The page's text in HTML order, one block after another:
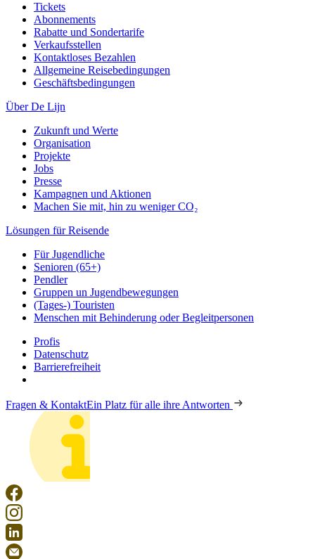
Tickets
Abonnements
Rabatte und Sondertarife
Verkaufsstellen
Kontaktloses Bezahlen
Allgemeine Reisebedingungen
Geschäftsbedingungen
Über De Lijn
Zukunft und Werte
Organisation
Projekte
Jobs
Presse
Kampagnen und Aktionen
Machen Sie mit, hin zu weniger CO₂
Lösungen für Reisende
Für Jugendliche
Senioren (65+)
Pendler
Gruppen un Jugendbewegungen
(Tages-) Touristen
Menschen mit Behinderung oder Begleitpersonen
Profis
Datenschutz
Barrierefreiheit
Fragen & KontaktEin Platz für alle ihre Antworten